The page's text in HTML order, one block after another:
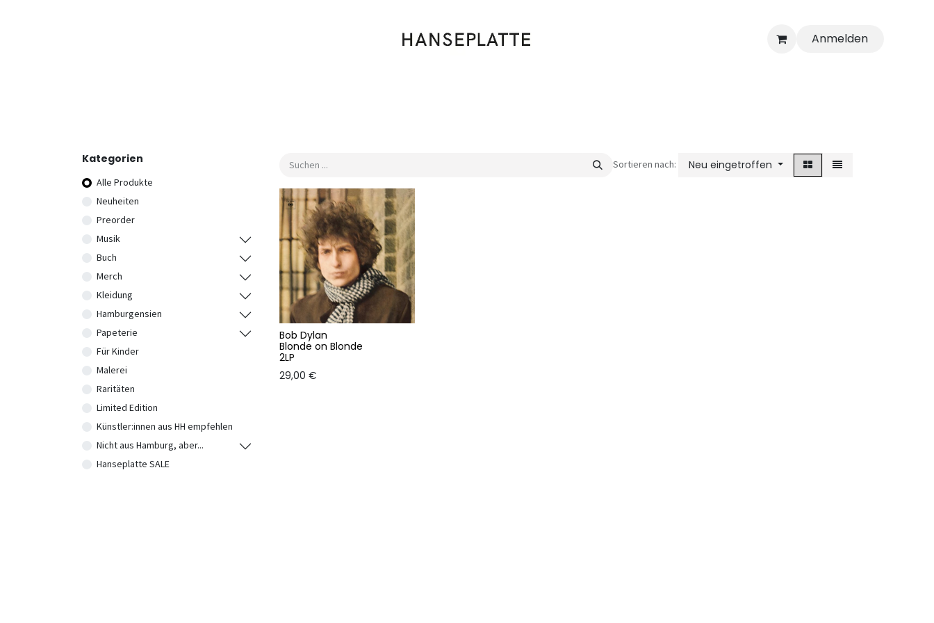
Anmelden
Kategorien
Alle Produkte
Neuheiten
Preorder
Musik
Buch
Merch
Kleidung
Hamburgensien
Papeterie
Für Kinder
Malerei
Raritäten
Limited Edition
Künstler:innen aus HH empfehlen
Nicht aus Hamburg, aber...
Hanseplatte SALE
Sortieren nach: Neu eingetroffen
Bob Dylan
Blonde on Blonde
2LP
29,00 €